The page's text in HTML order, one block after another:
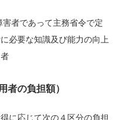
者であって主務省令で定
必要な知識及び能力の向上
者の負担額）
に応じて次の４区分の負担